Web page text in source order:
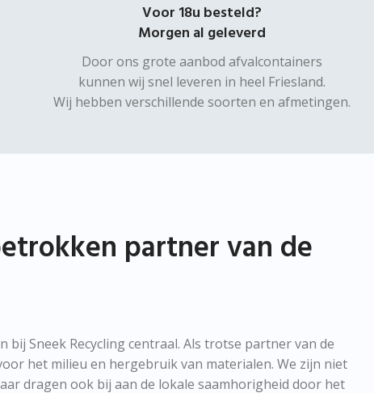
Voor 18u besteld?
Morgen al geleverd
Door ons grote aanbod afvalcontainers
kunnen wij snel leveren in heel Friesland.
Wij hebben verschillende soorten en afmetingen.
partner van de
Sneek Recycling centraal. Als trotse partner van de
het milieu en hergebruik van materialen. We zijn niet
dragen ook bij aan de lokale saamhorigheid door het